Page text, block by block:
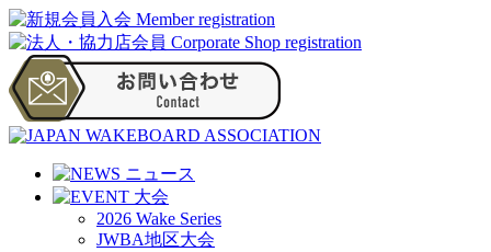
2026 Wake Series
JWBA地区大会